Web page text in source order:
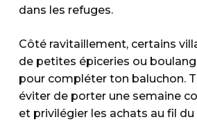
dans les refuges.
Côté ravitaillement, certains
de petites épiceries ou
pour compléter ton baluchon.
éviter de porter une semaine
et privilégier les achats au fil du